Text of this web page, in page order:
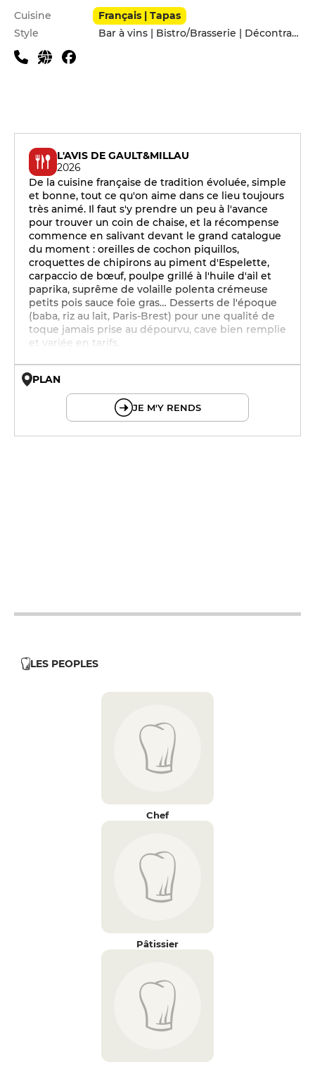
Infos pratiques
Cuisine
Français | Tapas
Style
Bar à vins | Bistro/Brasserie | Décontracté | En famille | Entre amis
L'AVIS DE GAULT&MILLAU
2026
De la cuisine française de tradition évoluée, simple
et bonne, tout ce qu'on aime dans ce lieu toujours
très animé. Il faut s'y prendre un peu à l'avance
pour trouver un coin de chaise, et la récompense
commence en salivant devant le grand catalogue
du moment : oreilles de cochon piquillos,
croquettes de chipirons au piment d'Espelette,
carpaccio de bœuf, poulpe grillé à l'huile d'ail et
paprika, suprême de volaille polenta crémeuse
petits pois sauce foie gras… Desserts de l'époque
(baba, riz au lait, Paris-Brest) pour une qualité de
toque jamais prise au dépourvu, cave bien remplie
et variée en tarifs.
PLAN
JE M'Y RENDS
LES PEOPLES
Chef
Pâtissier